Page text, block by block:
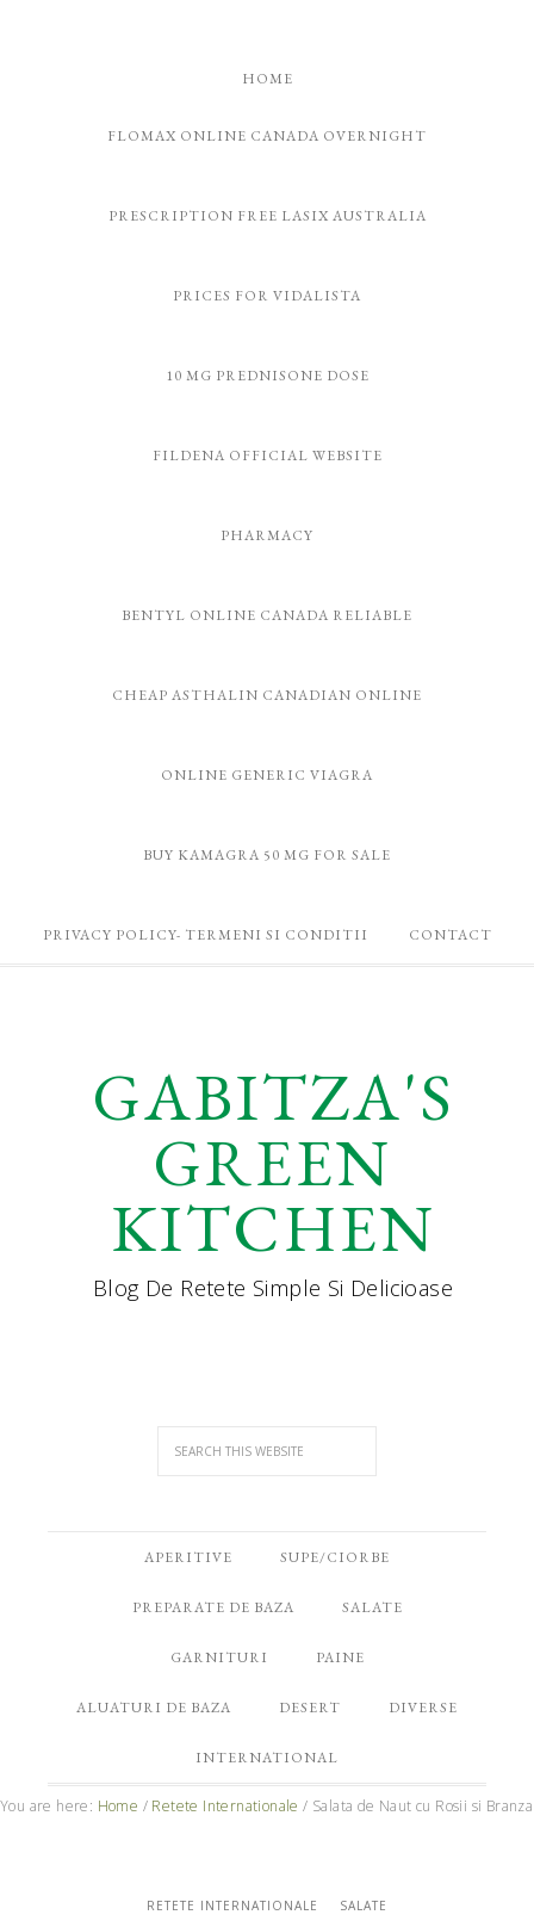
HOME
FLOMAX ONLINE CANADA OVERNIGHT
PRESCRIPTION FREE LASIX AUSTRALIA
PRICES FOR VIDALISTA
10 MG PREDNISONE DOSE
FILDENA OFFICIAL WEBSITE
PHARMACY
BENTYL ONLINE CANADA RELIABLE
CHEAP ASTHALIN CANADIAN ONLINE
ONLINE GENERIC VIAGRA
BUY KAMAGRA 50 MG FOR SALE
PRIVACY POLICY- TERMENI SI CONDITII CONTACT
GABITZA'S
GREEN
KITCHEN
Blog De Retete Simple Si Delicioase
APERITIVE SUPE/CIORBE
PREPARATE DE BAZA SALATE
GARNITURI PAINE
ALUATURI DE BAZA DESERT DIVERSE
INTERNATIONAL
You are here: Home / Retete Internationale / Salata de Naut cu Rosii si Branza
RETETE INTERNATIONALE SALATE